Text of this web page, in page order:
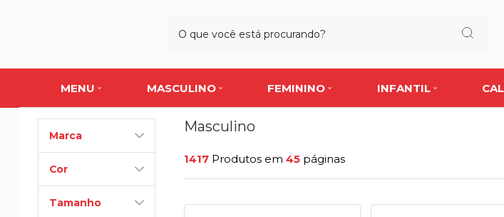
MENU MASCULINO FEMININO INFANTIL
Marca
Cor
Tamanho
Masculino
1417 Produtos em 45 páginas